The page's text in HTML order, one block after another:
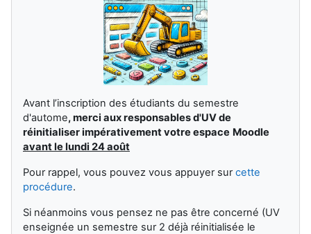
Avant l’inscription des étudiants du semestre
d'autome,merci aux responsables d'UV de
réinitialiser impérativement votre espace Moodle
avant le lundi 24 août
Pour rappel, vous pouvez vous appuyer surcette
procédure.
Si néanmoins vous pensez ne pas être concerné (UV
enseignée un semestre sur 2 déjà réinitialisée le